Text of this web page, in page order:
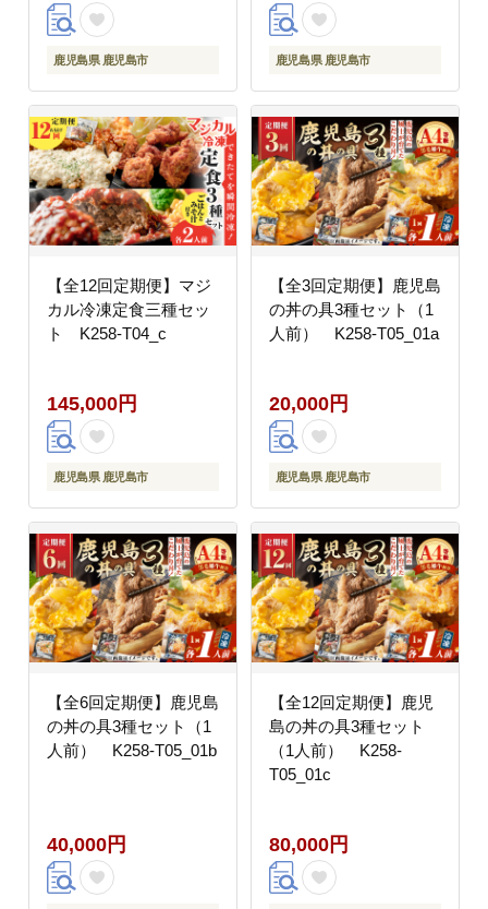
鹿児島県 鹿児島市 鹿児島県 鹿児島市
【全12回定期便】マジ
カル冷凍定食三種セッ
ト K258-T04_c
145,000円
鹿児島県 鹿児島市
【全3回定期便】鹿児島
の丼の具3種セット（1
人前） K258-T05_01a
20,000円
鹿児島県 鹿児島市
【全6回定期便】鹿児島
の丼の具3種セット（1
人前） K258-T05_01b
40,000円
【全12回定期便】鹿児
島の丼の具3種セット
（1人前） K258-
T05_01c
80,000円